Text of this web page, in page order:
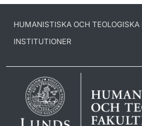
HUMANISTISKA OCH TEOLOGISKA
INSTITUTIONER